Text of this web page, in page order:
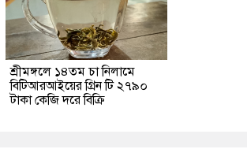
শ্রীমঙ্গলে ১৪তম চা নিলামে
বিটিআরআইয়ের গ্রিন টি ২৭৯০
টাকা কেজি দরে বিক্রি